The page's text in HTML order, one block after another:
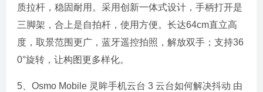
质拉杆，稳固耐用。采用创新一体式设计，手柄打开是
三脚架，合上是自拍杆，使用方便。长达64cm直立高
度，取景范围更广，蓝牙遥控拍照，解放双手；支持36
0°旋转，让构图更多样化。
5、Osmo Mobile 灵眸手机云台 3 云台如何解决抖动 由